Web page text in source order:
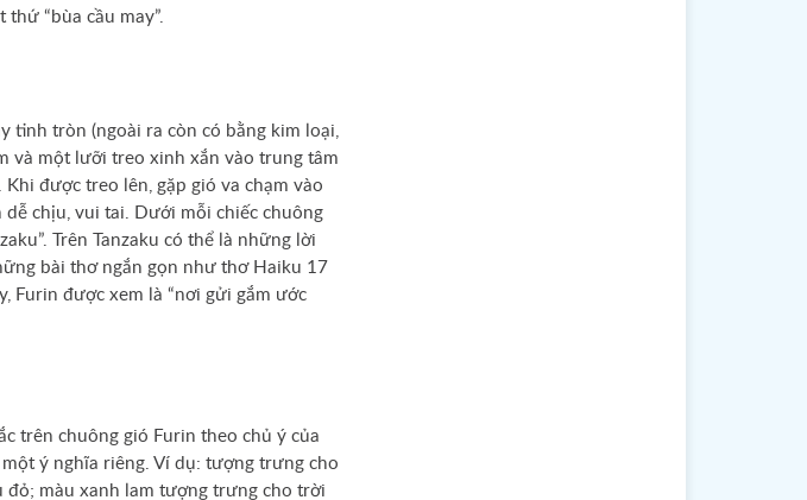
“bùa cầu may”.
tinh tròn (ngoài ra còn có bằng kim loại,
và một lưỡi treo xinh xắn vào trung tâm
được treo lên, gặp gió va chạm vào
chịu, vui tai. Dưới mỗi chiếc chuông
Trên Tanzaku có thể là những lời
bài thơ ngắn gọn như thơ Haiku 17
Furin được xem là “nơi gửi gắm ước
trên chuông gió Furin theo chủ ý của
ý nghĩa riêng. Ví dụ: tượng trưng cho
đỏ; màu xanh lam tượng trưng cho trời